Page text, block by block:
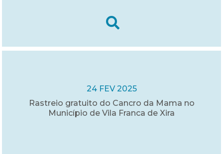
24 FEV 2025
Rastreio gratuito do Cancro da Mama no
Município de Vila Franca de Xira